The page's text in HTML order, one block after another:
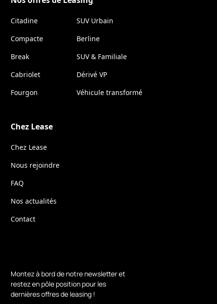
Citadine
SUV Urbain
Compacte
Berline
Break
SUV & Familiale
Cabriolet
Dérivé VP
Fourgon
Véhicule transformé
Chez Lease
Chez Lease
Nous rejoindre
FAQ
Nos actualités
Contact
Montez à bord de notre newsletter et
restez en pôle position pour les
dernières offres de leasing !